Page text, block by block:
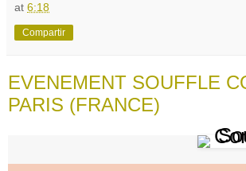
at 6:18
Compartir
EVENEMENT SOUFFLE
PARIS (FRANCE)